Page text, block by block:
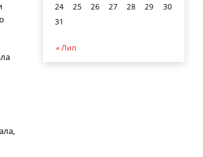
24
25 26 27 28 29
30
31
« Лип